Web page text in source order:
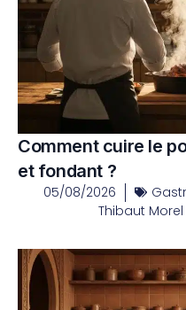
Comment cuire le
et fondant ?
05/08/2026
Thibaut Morel